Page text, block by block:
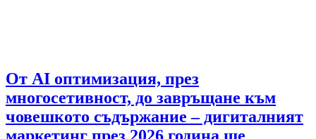
От AI оптимизация, през
многосетивност, до завръщане към
човешкото съдържание – дигиталният